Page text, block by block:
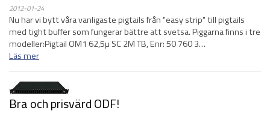
2012-01-24
Nu har vi bytt våra vanligaste pigtails från "easy strip" till pigtails
med tight buffer som fungerar bättre att svetsa. Piggarna finns i tre
modeller:Pigtail OM1 62,5µ SC 2M TB, Enr: 50 760 3…
Läs mer
Bra och prisvärd ODF!